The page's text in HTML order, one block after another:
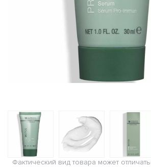
Фактический вид товара может